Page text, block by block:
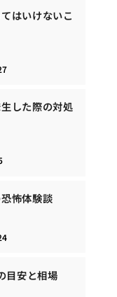
はいけないこ
した際の対処
怖体験談
目安と相場